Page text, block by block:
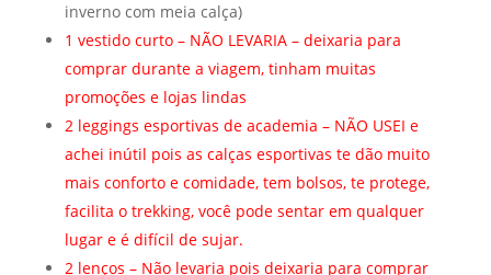
inverno com meia calça)
1 vestido curto – NÃO LEVARIA – deixaria para
comprar durante a viagem, tinham muitas
promoções e lojas lindas
2 leggings esportivas de academia – NÃO USEI e
achei inútil pois as calças esportivas te dão muito
mais conforto e comidade, tem bolsos, te protege,
facilita o trekking, você pode sentar em qualquer
lugar e é difícil de sujar.
2 lenços – Não levaria pois deixaria para comprar